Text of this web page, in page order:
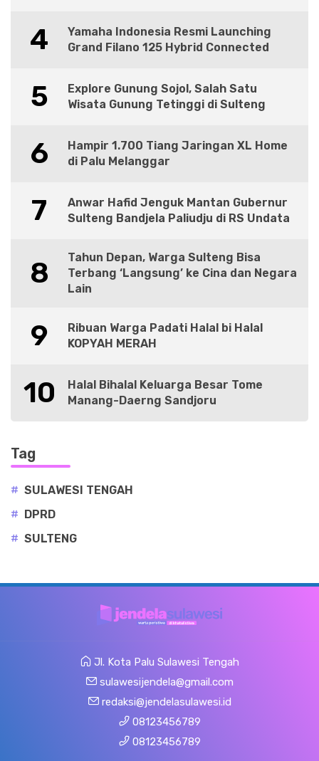
4
Yamaha Indonesia Resmi Launching
Grand Filano 125 Hybrid Connected
5
Explore Gunung Sojol, Salah Satu
Wisata Gunung Tetinggi di Sulteng
6
Hampir 1.700 Tiang Jaringan XL Home
di Palu Melanggar
7
Anwar Hafid Jenguk Mantan Gubernur
Sulteng Bandjela Paliudju di RS Undata
8
Tahun Depan, Warga Sulteng Bisa
Terbang ‘Langsung’ ke Cina dan Negara
Lain
9
Ribuan Warga Padati Halal bi Halal
KOPYAH MERAH
10
Halal Bihalal Keluarga Besar Tome
Manang-Daerng Sandjoru
Tag
# SULAWESI TENGAH
# DPRD
# SULTENG
Jl. Kota Palu Sulawesi Tengah
sulawesijendela@gmail.com
redaksi@jendelasulawesi.id
08123456789
08123456789